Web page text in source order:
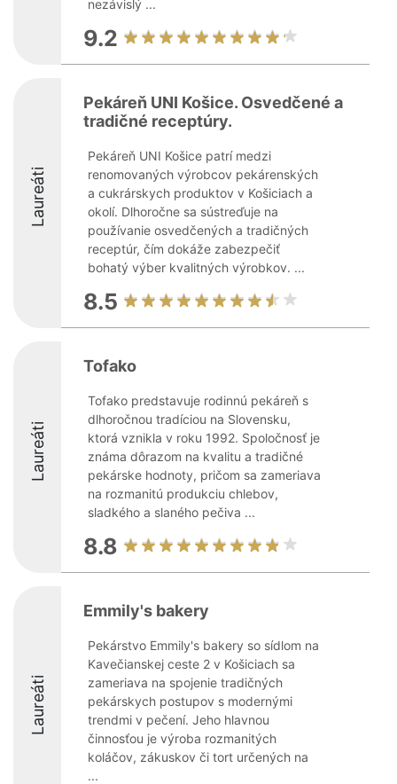
nezávislý ...
9.2
Laureáti
Pekáreň UNI Košice. Osvedčené a
tradičné receptúry.
Pekáreň UNI Košice patrí medzi
renomovaných výrobcov pekárenských
a cukrárskych produktov v Košiciach a
okolí. Dlhoročne sa sústreďuje na
používanie osvedčených a tradičných
receptúr, čím dokáže zabezpečiť
bohatý výber kvalitných výrobkov. ...
8.5
Laureáti
Tofako
Tofako predstavuje rodinnú pekáreň s
dlhoročnou tradíciou na Slovensku,
ktorá vznikla v roku 1992. Spoločnosť je
známa dôrazom na kvalitu a tradičné
pekárske hodnoty, pričom sa zameriava
na rozmanitú produkciu chlebov,
sladkého a slaného pečiva ...
8.8
Laureáti
Emmily's bakery
Pekárstvo Emmily's bakery so sídlom na
Kavečianskej ceste 2 v Košiciach sa
zameriava na spojenie tradičných
pekárskych postupov s modernými
trendmi v pečení. Jeho hlavnou
činnosťou je výroba rozmanitých
koláčov, zákuskov či tort určených na
...